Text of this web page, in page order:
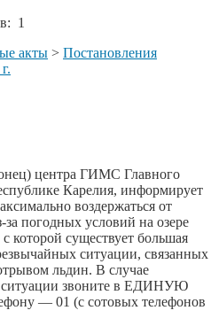
1
акты > Постановления
центра ГИМС Главного
Карелия, информирует
воздержаться от
погодных условий на озере
которой существует большая
ситуации, связанных
льдин. В случае
ситуации звоните в ЕДИНУЮ
— 01 (с сотовых телефонов